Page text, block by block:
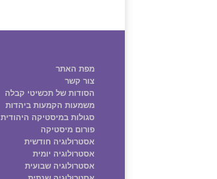
מפת האתר
צור קשר
הסודות של תכשיטי קבלה
משמעות הקמעות ביהדות
סגולות במיסטיקה היהודית
פורום מיסטיקה
אסטרולוגיה חודשית
אסטרולוגיה יומית
אסטרולוגיה שבועית